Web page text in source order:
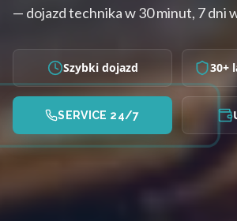
— dojazd technika w 30 minut, 7 dni
Szybki dojazd 30+
SERVICE 24/7